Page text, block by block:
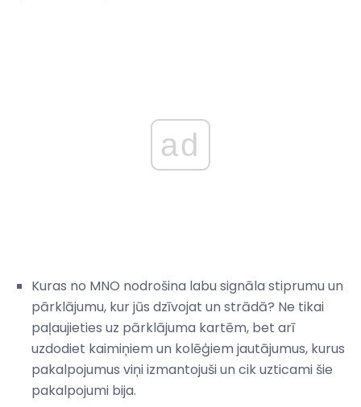
ad
Kuras no MNO nodrošina labu signāla stiprumu un
pārklājumu, kur jūs dzīvojat un strādā? Ne tikai
paļaujieties uz pārklājuma kartēm, bet arī
uzdodiet kaimiņiem un kolēģiem jautājumus, kurus
pakalpojumus viņi izmantojuši un cik uzticami šie
pakalpojumi bija.